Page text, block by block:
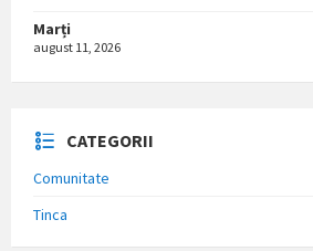
Marți
august 11, 2026
CATEGORII
Comunitate
Tinca